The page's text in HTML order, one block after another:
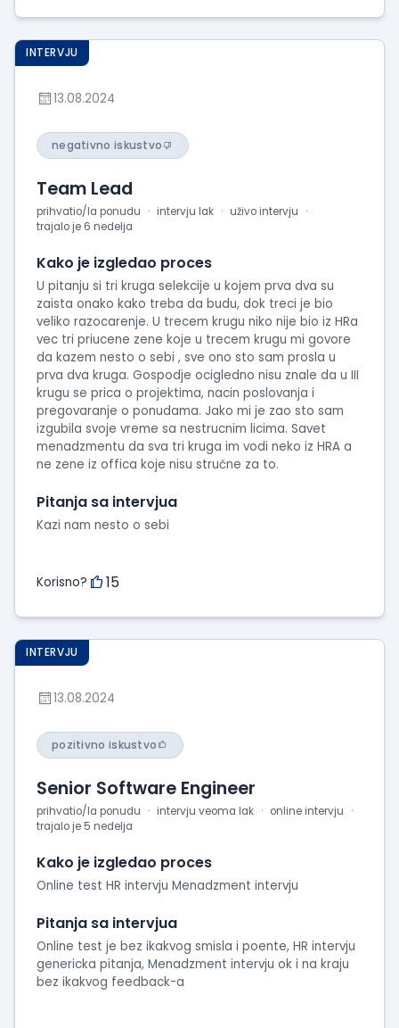
INTERVJU
13.08.2024
negativno iskustvo
Team Lead
prihvatio/la ponudu intervju lak
uživo intervju
trajalo je 6 nedelja
Kako je izgledao proces
U pitanju si tri kruga selekcije u kojem prva dva su
zaista onako kako treba da budu, dok treci je bio
veliko razocarenje. U trecem krugu niko nije bio iz HRa
vec tri priucene zene koje u trecem krugu mi govore
da kazem nesto o sebi , sve ono sto sam prosla u
prva dva kruga. Gospodje ocigledno nisu znale da u III
krugu se prica o projektima, nacin poslovanja i
pregovaranje o ponudama. Jako mi je zao sto sam
izgubila svoje vreme sa nestrucnim licima. Savet
menadzmentu da sva tri kruga im vodi neko iz HRA a
ne zene iz offica koje nisu stručne za to.
Pitanja sa intervjua
Kazi nam nesto o sebi
Korisno? 15
INTERVJU
13.08.2024
pozitivno iskustvo
Senior Software Engineer
prihvatio/la ponudu intervju veoma lak
online intervju
trajalo je 5 nedelja
Kako je izgledao proces
Online test HR intervju Menadzment intervju
Pitanja sa intervjua
Online test je bez ikakvog smisla i poente, HR intervju
genericka pitanja, Menadzment intervju ok i na kraju
bez ikakvog feedback-a